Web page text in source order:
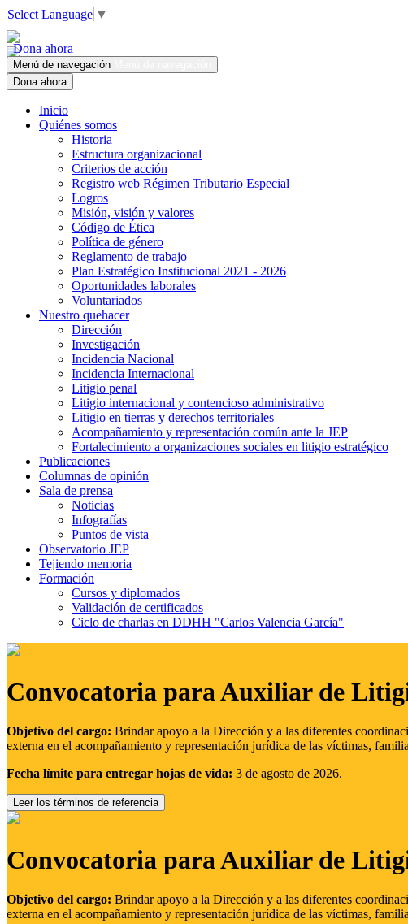
Select Language ▼
Dona ahora
Menú de navegación
Dona ahora
Inicio
Quiénes somos
Historia
Estructura organizacional
Criterios de acción
Registro web Régimen Tributario Especial
Logros
Misión, visión y valores
Código de Ética
Política de género
Reglamento de trabajo
Plan Estratégico Institucional 2021 - 2026
Oportunidades laborales
Voluntariados
Nuestro quehacer
Dirección
Investigación
Incidencia Nacional
Incidencia Internacional
Litigio penal
Litigio internacional y contencioso administrativo
Litigio en tierras y derechos territoriales
Acompañamiento y representación común ante la JEP
Fortalecimiento a organizaciones sociales en litigio estratégico
Publicaciones
Columnas de opinión
Sala de prensa
Noticias
Infografías
Puntos de vista
Observatorio JEP
Tejiendo memoria
Formación
Cursos y diplomados
Validación de certificados
Ciclo de charlas en DDHH "Carlos Valencia García"
Convocatoria para Auxiliar de
Objetivo del cargo: Brindar apoyo a la Dirección y a las diferentes
externa en el acompañamiento y representación jurídica de las víctimas,
Fecha límite para entregar hojas de vida: 3 de agosto de 2026.
Leer los términos de referencia
Convocatoria para Auxiliar de
Objetivo del cargo: Brindar apoyo a la Dirección y a las diferentes
externa en el acompañamiento y representación jurídica de las víctimas,